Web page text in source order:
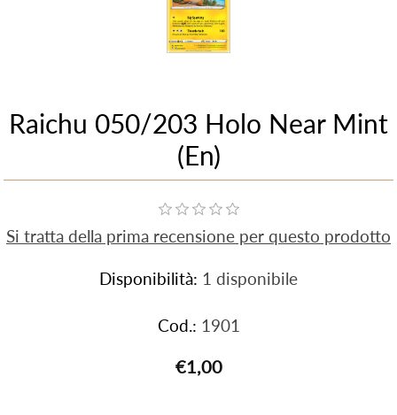
Raichu 050/203 Holo Near Mint
(En)
Si tratta della prima recensione per questo prodotto
Disponibilità: 1 disponibile
Cod.: 1901
€1,00